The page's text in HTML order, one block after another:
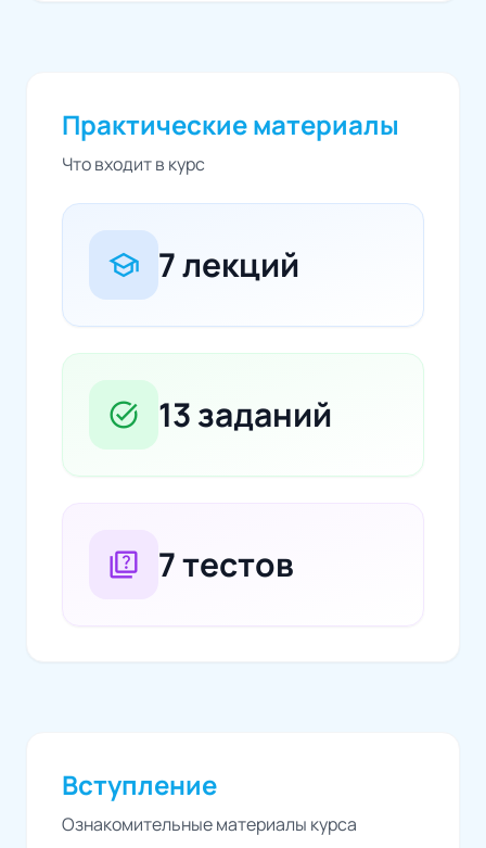
Практические материалы
Что входит в курс
school 7 лекций
task_alt 13 заданий
quiz 7 тестов
Вступление
Ознакомительные материалы курса